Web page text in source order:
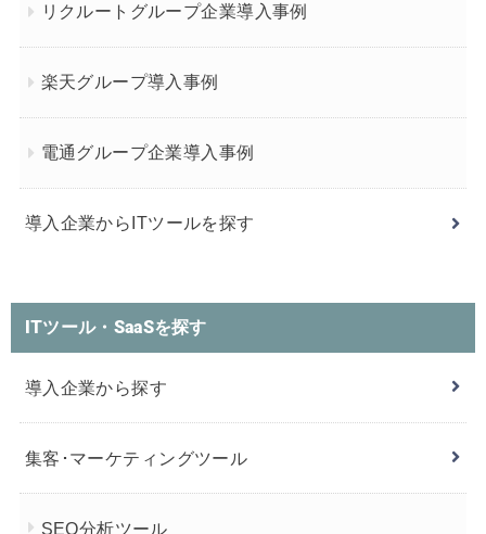
リクルートグループ企業導入事例
楽天グループ導入事例
電通グループ企業導入事例
導入企業からITツールを探す
ITツール・SaaSを探す
導入企業から探す
集客･マーケティングツール
SEO分析ツール